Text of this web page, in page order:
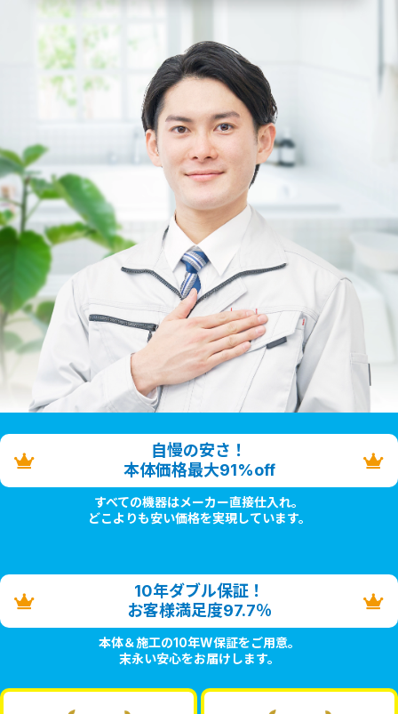
自慢の安さ！
本体価格最大91%off
すべての機器はメーカー直接仕入れ。
どこよりも安い価格を実現しています。
10年ダブル保証！
お客様満足度97.7％
本体＆施工の10年W保証をご用意。
末永い安心をお届けします。